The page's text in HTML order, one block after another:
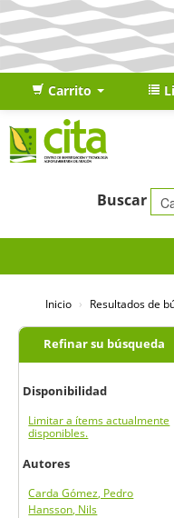
Carrito
Buscar
Inicio › Resultados de
Refinar su búsqueda
Disponibilidad
Limitar a ítems actualmente
disponibles.
Autores
Carda Gómez, Pedro
Hansson, Nils